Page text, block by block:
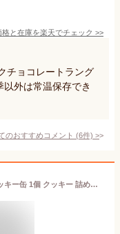
格と在庫を楽天でチェック >>
チョコレートラング
以外は常温保存でき
のおすすめコメント (6件) >
アトリエうかい フールセック サレ缶 クッキー缶 1個 クッキー 詰め合わせ ギフト プレゼント 焼き菓子 お土産 敬老の日